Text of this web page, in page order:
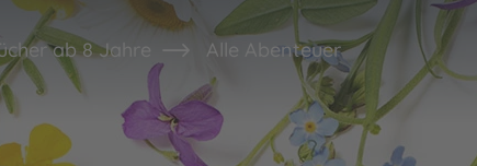
ab 8 Jahre Alle Abenteuer